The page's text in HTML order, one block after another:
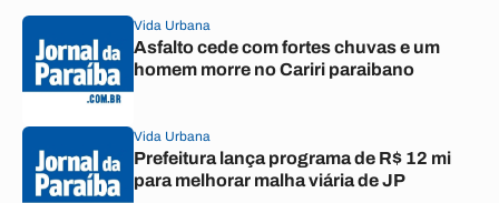
Vida Urbana
Asfalto cede com fortes chuvas e um
homem morre no Cariri paraibano
Vida Urbana
Prefeitura lança programa de R$ 12 mi
para melhorar malha viária de JP